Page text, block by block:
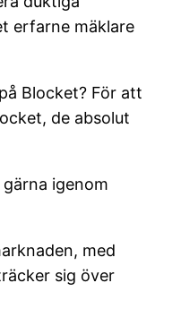
erfarne mäklare
Blocket? För att
de absolut
igenom
med
sig över